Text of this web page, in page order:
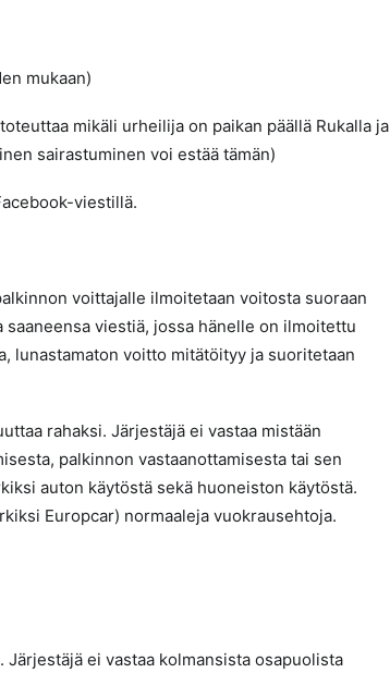
mukaan)
mikäli urheilija on paikan päällä Rukalla ja
sairastuminen voi estää tämän)
viestillä.
voittajalle ilmoitetaan voitosta suoraan
viestiä, jossa hänelle on ilmoitettu
lunastamaton voitto mitätöityy ja suoritetaan
rahaksi. Järjestäjä ei vastaa mistään
palkinnon vastaanottamisesta tai sen
auton käytöstä sekä huoneiston käytöstä.
Europcar) normaaleja vuokrausehtoja.
ei vastaa kolmansista osapuolista